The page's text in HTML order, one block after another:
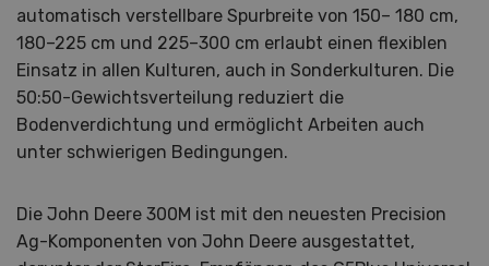
automatisch verstellbare Spurbreite von 150– 180 cm,
180–225 cm und 225–300 cm erlaubt einen flexiblen
Einsatz in allen Kulturen, auch in Sonderkulturen. Die
50:50-Gewichtsverteilung reduziert die
Bodenverdichtung und ermöglicht Arbeiten auch
unter schwierigen Bedingungen.
Die John Deere 300M ist mit den neuesten Precision
Ag-Komponenten von John Deere ausgestattet,